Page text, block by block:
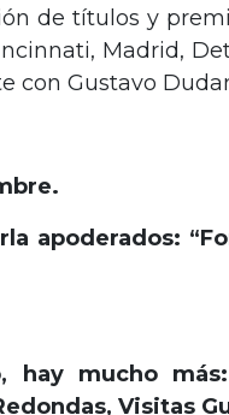
de títulos y
Madrid,
con Gustavo
apoderados:
mucho más:
Visitas